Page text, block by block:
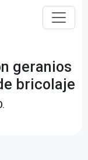
geranios
bricolaje